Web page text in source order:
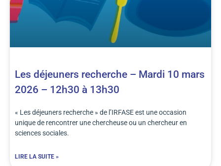
Les déjeuners recherche – Mardi 10 mars
2026 – 12h30 à 13h30
« Les déjeuners recherche » de l’IRFASE est une occasion
unique de rencontrer une chercheuse ou un chercheur en
sciences sociales.
LIRE LA SUITE »